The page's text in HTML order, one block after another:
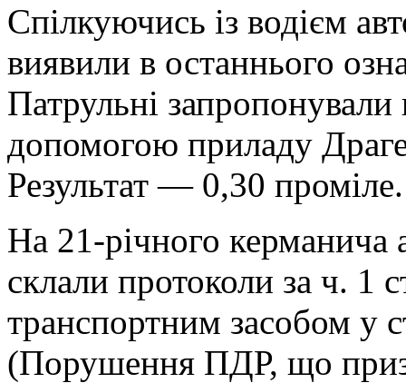
Спілкуючись із водієм
виявили в останнього
Патрульні
допомогою приладу
Результат — 0,30 проміле.
На 21-річного керманича
склали протоколи за ч. 1
транспортним засобом у
(Порушення ПДР, що